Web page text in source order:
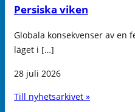
Persiska viken
Globala konsekvenser av en
läget i […]
28 juli 2026
Till nyhetsarkivet »